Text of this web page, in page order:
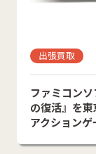
出張買取
ファミコン
の復活』を東
アクション